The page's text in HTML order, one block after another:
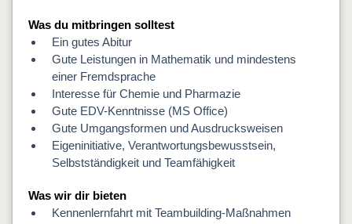
Was du mitbringen solltest
Ein gutes Abitur
Gute Leistungen in Mathematik und mindestens
einer Fremdsprache
Interesse für Chemie und Pharmazie
Gute EDV-Kenntnisse (MS Office)
Gute Umgangsformen und Ausdrucksweisen
Eigeninitiative, Verantwortungsbewusstsein,
Selbstständigkeit und Teamfähigkeit
Was wir dir bieten
Kennenlernfahrt mit Teambuilding-Maßnahmen